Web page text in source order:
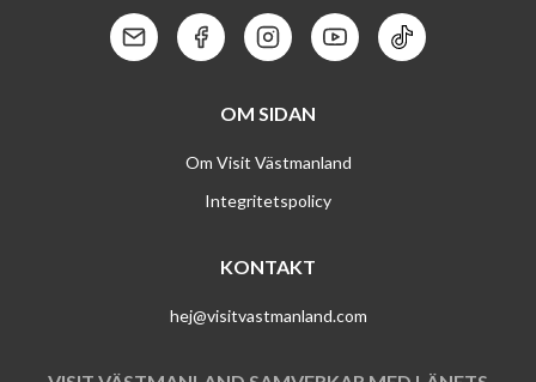
Kontakt: MailKontakt: Facebook
Kontakt: Instagram
Kontakt: Youtube
Kontakt: Tik
OM SIDAN
Om Visit Västmanland
Integritetspolicy
KONTAKT
hej@visitvastmanland.com